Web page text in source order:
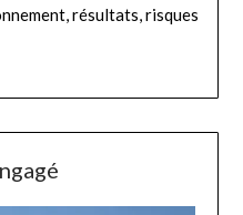
résultats, risques